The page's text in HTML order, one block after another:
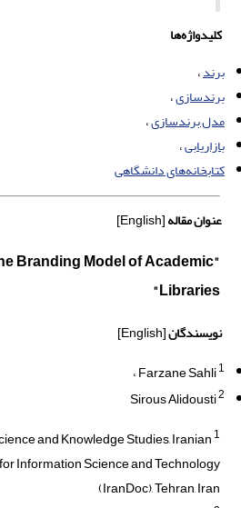
کلیدواژه‌ها
برند
برندسازی
مدل برندسازی
بازاریابی
کتابخانه‌های دانشگاهی
عنوان مقاله[English]
Branding Model of Academic
Libraries"
نویسندگان[English]
Farzane Sahli1
Sirous Alidousti2
1
and Knowledge Studies, Iranian
Information Science and Technology
(IranDoc), Tehran, Iran